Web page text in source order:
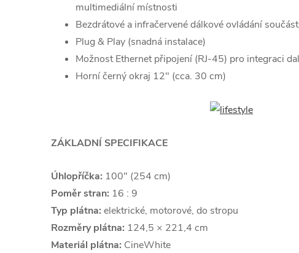
multimediální místnosti
Bezdrátové a infračervené dálkové ovládání
Plug & Play (snadná instalace)
Možnost Ethernet připojení (RJ-45) pro integraci
Horní černý okraj 12" (cca. 30 cm)
ZÁKLADNÍ SPECIFIKACE
Úhlopříčka: 100" (254 cm)
Poměr stran: 16 : 9
Typ plátna: elektrické, motorové, do stropu
Rozměry plátna: 124,5 × 221,4 cm
Materiál plátna: CineWhite